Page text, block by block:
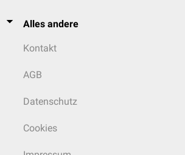
Alles andere
Kontakt
AGB
Datenschutz
Cookies